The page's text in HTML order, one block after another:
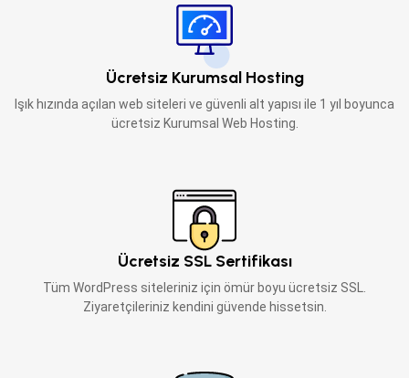
Ücretsiz Kurumsal Hosting
Işık hızında açılan web siteleri ve güvenli alt yapısı ile 1 yıl boyunca
ücretsiz Kurumsal Web Hosting.
Ücretsiz SSL Sertifikası
Tüm WordPress siteleriniz için ömür boyu ücretsiz SSL.
Ziyaretçileriniz kendini güvende hissetsin.